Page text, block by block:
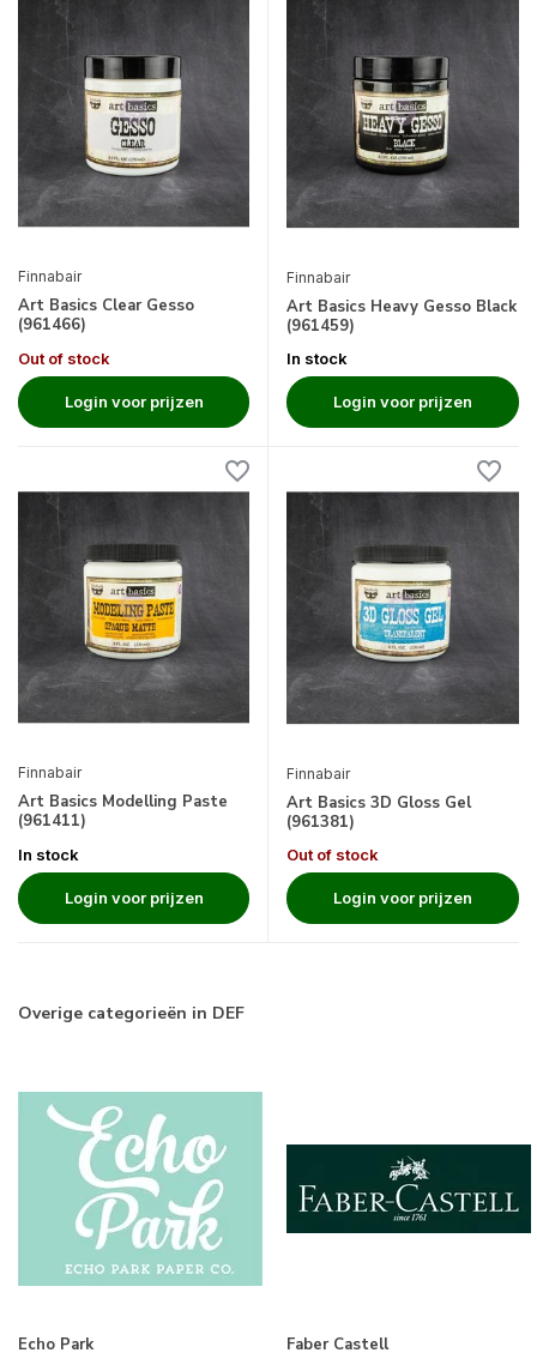
Finnabair
Art Basics Clear Gesso
(961466)
Out of stock
Login voor prijzen
Finnabair
Art Basics Heavy Gesso Black
(961459)
In stock
Login voor prijzen
Finnabair
Art Basics Modelling Paste
(961411)
In stock
Login voor prijzen
Finnabair
Art Basics 3D Gloss Gel
(961381)
Out of stock
Login voor prijzen
Overige categorieën in DEF
Echo Park Faber Castell